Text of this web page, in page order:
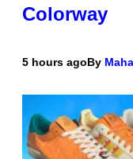
Colorway
5 hours agoBy